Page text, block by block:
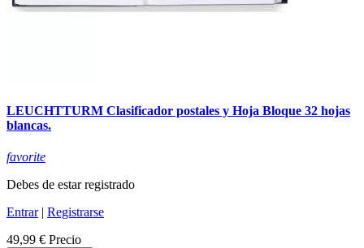
LEUCHTTURM Clasificador postales y Hoja Bloque 32 hojas
blancas.
favorite
Debes de estar registrado
Entrar| Registrarse
49,99 € Precio